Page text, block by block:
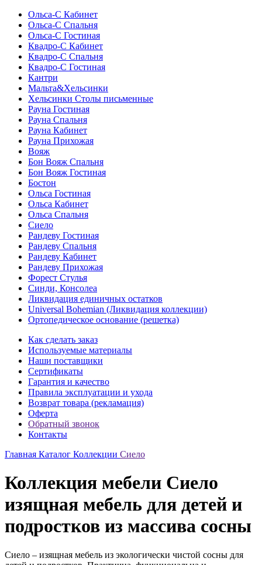
Ольса-С Кабинет
Ольса-С Спальня
Ольса-С Гостиная
Квадро-С Кабинет
Квадро-С Спальня
Квадро-С Гостиная
Кантри
Мальта&Хельсинки
Хельсинки Столы письменные
Рауна Гостиная
Рауна Спальня
Рауна Кабинет
Рауна Прихожая
Вояж
Бон Вояж Спальня
Бон Вояж Гостиная
Бостон
Ольса Гостиная
Ольса Кабинет
Ольса Спальня
Сиело
Рандеву Гостиная
Рандеву Спальня
Рандеву Кабинет
Рандеву Прихожая
Форест Стулья
Синди, Консолеа
Ликвидация единичных остатков
Universal Bohemian (Ликвидация коллекции)
Ортопедическое основание (решетка)
Как сделать заказ
Используемые материалы
Наши поставщики
Сертификаты
Гарантия и качество
Правила эксплуатации и ухода
Возврат товара (рекламация)
Оферта
Обратный звонок
Контакты
Главная Каталог Коллекции Сиело
Коллекция мебели Сиело
изящная мебель для детей и
подростков из массива сосны
Сиело – изящная мебель из экологически чистой сосны для